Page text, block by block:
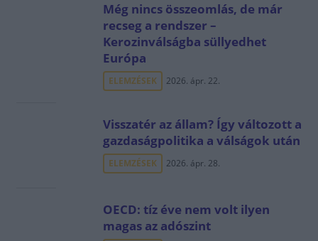
Még nincs összeomlás, de már
recseg a rendszer –
Kerozinválságba süllyedhet
Európa
ELEMZÉSEK 2026. ápr. 22.
Visszatér az állam? Így változott a
gazdaságpolitika a válságok után
ELEMZÉSEK 2026. ápr. 28.
OECD: tíz éve nem volt ilyen
magas az adószint